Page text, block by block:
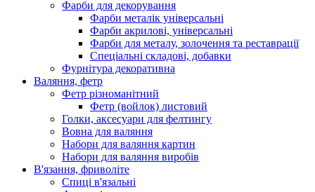
Фарби для декорування
Фарби металік універсальні
Фарби акрилові, універсальні
Фарби для металу, золочення та реставрації
Спеціальні складові, добавки
Фурнітура декоративна
Валяння, фетр
Фетр різноманітний
Фетр (войлок) листовий
Голки, аксесуари для фелтингу
Вовна для валяння
Набори для валяння картин
Набори для валяння виробів
В'язання, фриволіте
Спиці в'язальні